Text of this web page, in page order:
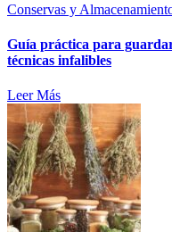
Conservas y
Guía práctica para
técnicas infalibles
Leer Más